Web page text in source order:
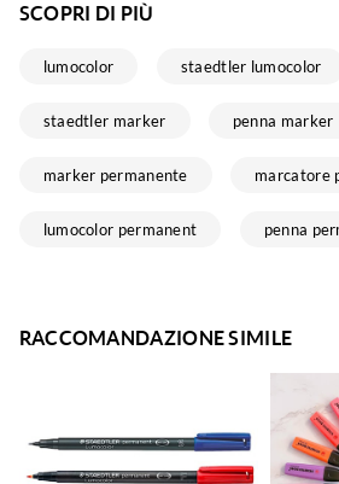
SCOPRI DI PIÙ
lumocolor staedtler lumocolor
staedtler marker penna marker
marker permanente marcatore
lumocolor permanent penna
RACCOMANDAZIONE SIMILE